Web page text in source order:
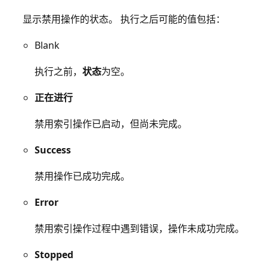
显示禁用操作的状态。 执行之后可能的值包括：
Blank
执行之前， 状态为空。
正在进行
禁用索引操作已启动，但尚未完成。
Success
禁用操作已成功完成。
Error
禁用索引操作过程中遇到错误，操作未成功完成。
Stopped